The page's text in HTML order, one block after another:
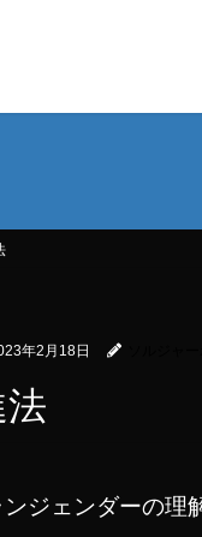
年2月18日
ジェンダーの理